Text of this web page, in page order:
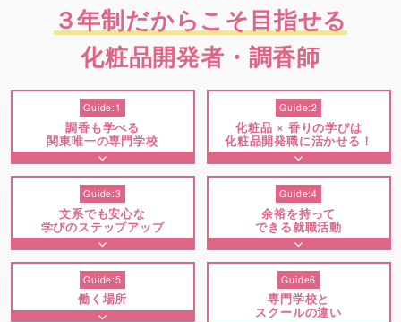
３年制だからこそ目指せる
化粧品開発者・調香師
Guide:1
調香も学べる
関東唯一の専門学校
Guide:2
化粧品 × 香りの学びは
化粧品開発職に活かせる！
Guide:3
文系でも安心な
学びのステップアップ
Guide:4
余裕を持って
できる就職活動
Guide:5
働く場所
Guide6
専門学校と
スクールの違い